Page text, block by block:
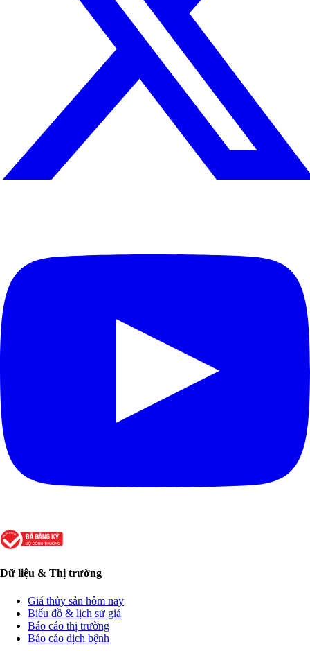
Dữ liệu & Thị trường
Giá thủy sản hôm nay
Biểu đồ & lịch sử giá
Báo cáo thị trường
Báo cáo dịch bệnh